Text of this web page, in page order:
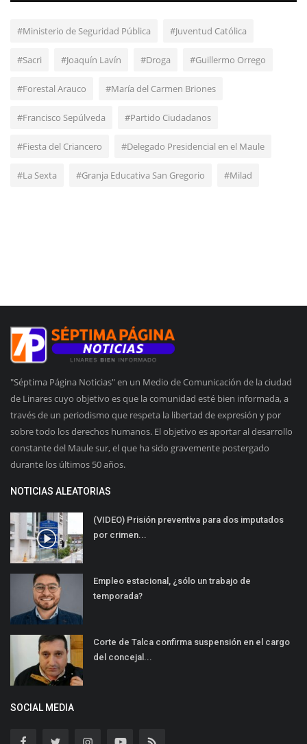
#Ministerio de Seguridad Pública #Juventud Católica
#Sacri #Joaquín Lavín #Droga #Guillermo Orrego
#Forestal Arauco #María del Carmen Briones
#Francisco Sepúlveda #Partido Ciudadanos
#Fiesta del Criancero #Delegado Presidencial en el Maule
#La Sexta #Granja Educativa San Gregorio #Milad
"Séptima Página Noticias" en un Medio de Comunicación de la ciudad
de Linares cuyo objetivo es que la comunidad esté bien informada, a
través de un periodismo que respeta la libertad de expresión y por
sobre todo los derechos humanos. El objetivo es aportar al desarrollo
constante del Maule sur, el que ha sido gravemente postergado
durante los últimos 50 años.
NOTICIAS ALEATORIAS
(VIDEO) Prisión preventiva para dos imputados
por crimen...
Empleo estacional, ¿sólo un trabajo de
temporada?
Corte de Talca confirma suspensión en el cargo
del concejal...
SOCIAL MEDIA